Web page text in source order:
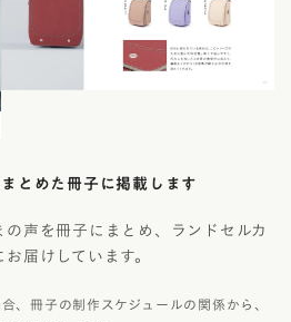
とめた冊子に掲載します
声を冊子にまとめ、ランドセルカ
届けしています。
、冊子の制作スケジュールの関係から、